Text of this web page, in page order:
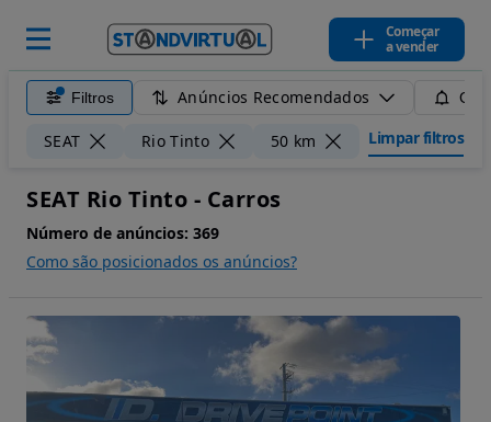
Começar
a vender
Filtros Anúncios Recomendados
SEAT Rio Tinto 50 km Limpar filtros
SEAT Rio Tinto - Carros
Número de anúncios: 369
Como são posicionados os anúncios?